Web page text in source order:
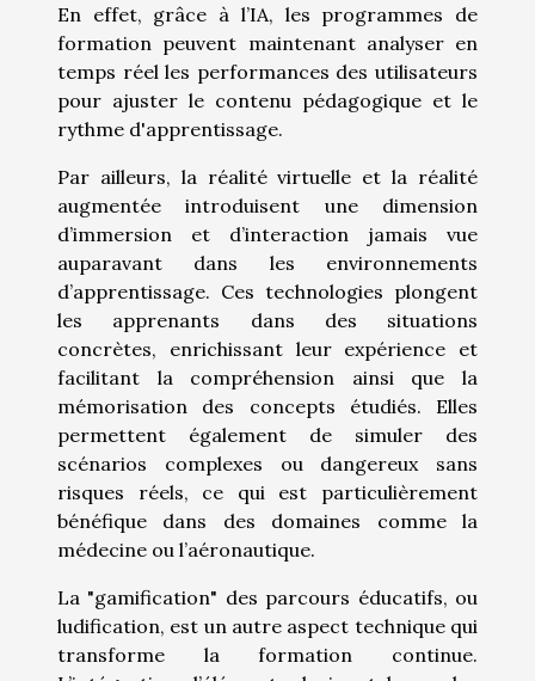
En effet, grâce à l’IA, les programmes de
formation peuvent maintenant analyser en
temps réel les performances des utilisateurs
pour ajuster le contenu pédagogique et le
rythme d'apprentissage.
Par ailleurs, la réalité virtuelle et la réalité
augmentée introduisent une dimension
d’immersion et d’interaction jamais vue
auparavant dans les environnements
d’apprentissage. Ces technologies plongent
les apprenants dans des situations
concrètes, enrichissant leur expérience et
facilitant la compréhension ainsi que la
mémorisation des concepts étudiés. Elles
permettent également de simuler des
scénarios complexes ou dangereux sans
risques réels, ce qui est particulièrement
bénéfique dans des domaines comme la
médecine ou l’aéronautique.
La "gamification" des parcours éducatifs, ou
ludification, est un autre aspect technique qui
transforme la formation continue.